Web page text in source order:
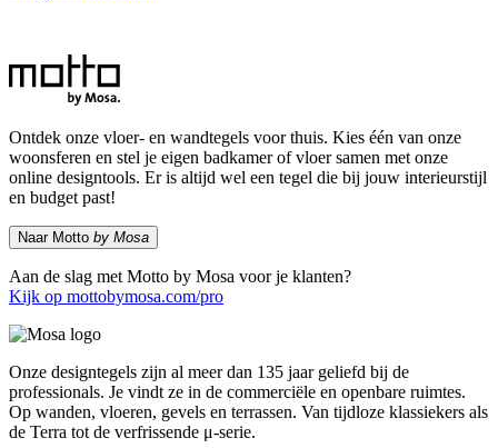
Ontdek onze vloer- en wandtegels voor thuis. Kies één van onze
woonsferen en stel je eigen badkamer of vloer samen met onze
online designtools. Er is altijd wel een tegel die bij jouw interieurstijl
en budget past!
Naar Motto by Mosa
Aan de slag met Motto by Mosa voor je klanten?
Kijk op mottobymosa.com/pro
Onze designtegels zijn al meer dan 135 jaar geliefd bij de
professionals. Je vindt ze in de commerciële en openbare ruimtes.
Op wanden, vloeren, gevels en terrassen. Van tijdloze klassiekers als
de Terra tot de verfrissende μ-serie.